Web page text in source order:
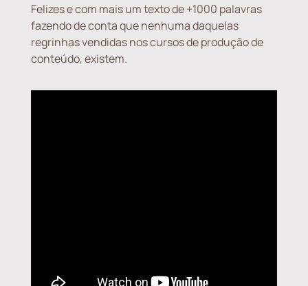
Felizes e com mais um texto de +1000 palavras
fazendo de conta que nenhuma daquelas
regrinhas vendidas nos cursos de produção de
conteúdo, existem.